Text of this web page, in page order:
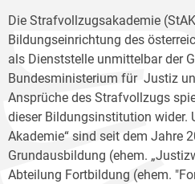
Die Strafvollzugsakademie
Bildungseinrichtung des
als Dienststelle unmittelbar der
Bundesministerium für Justiz
Ansprüche des Strafvollzugs
dieser Bildungsinstitution wider.
Akademie“ sind seit dem Jahre
Grundausbildung (ehem.
Abteilung Fortbildung (ehem.